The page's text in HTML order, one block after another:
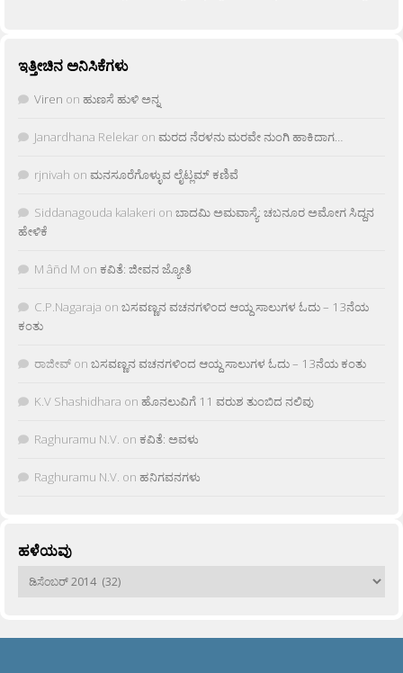
ಇತ್ತೀಚಿನ ಅನಿಸಿಕೆಗಳು
Viren on ಹುಣಸೆ ಹುಳಿ ಅನ್ನ
Janardhana Relekar on ಮರದ ನೆರಳನು ಮರವೇ ನುಂಗಿ ಹಾಕಿದಾಗ…
rjnivah on ಮನಸೂರೆಗೊಳ್ಳುವ ಲೈಟ್ಲಮ್ ಕಣಿವೆ
Siddanagouda kalakeri on ಬಾದಮಿ ಅಮವಾಸ್ಯೆ: ಚಬನೂರ ಅಮೋಗ ಸಿದ್ದನ
ಹೇಳಿಕೆ
M âñd M on ಕವಿತೆ: ಜೀವನ ಜ್ಯೋತಿ
C.P.Nagaraja on ಬಸವಣ್ಣನ ವಚನಗಳಿಂದ ಆಯ್ದ ಸಾಲುಗಳ ಓದು – 13ನೆಯ
ಕಂತು
ರಾಜೀವ್ on ಬಸವಣ್ಣನ ವಚನಗಳಿಂದ ಆಯ್ದ ಸಾಲುಗಳ ಓದು – 13ನೆಯ ಕಂತು
K.V Shashidhara on ಹೊನಲುವಿಗೆ 11 ವರುಶ ತುಂಬಿದ ನಲಿವು
Raghuramu N.V. on ಕವಿತೆ: ಅವಳು
Raghuramu N.V. on ಹನಿಗವನಗಳು
ಹಳೆಯವು
ಹಳೆಯವು